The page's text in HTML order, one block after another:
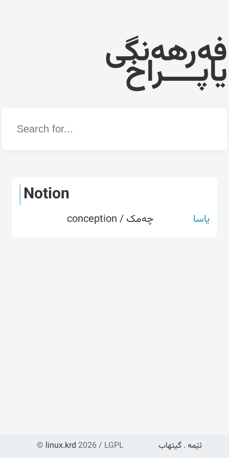
فەرهەنگی
یاپــــراخ
Word
Notion
یاسا چەمک / conception
© linux.krd 2026 / LGPL ئێمە . گیتهاب